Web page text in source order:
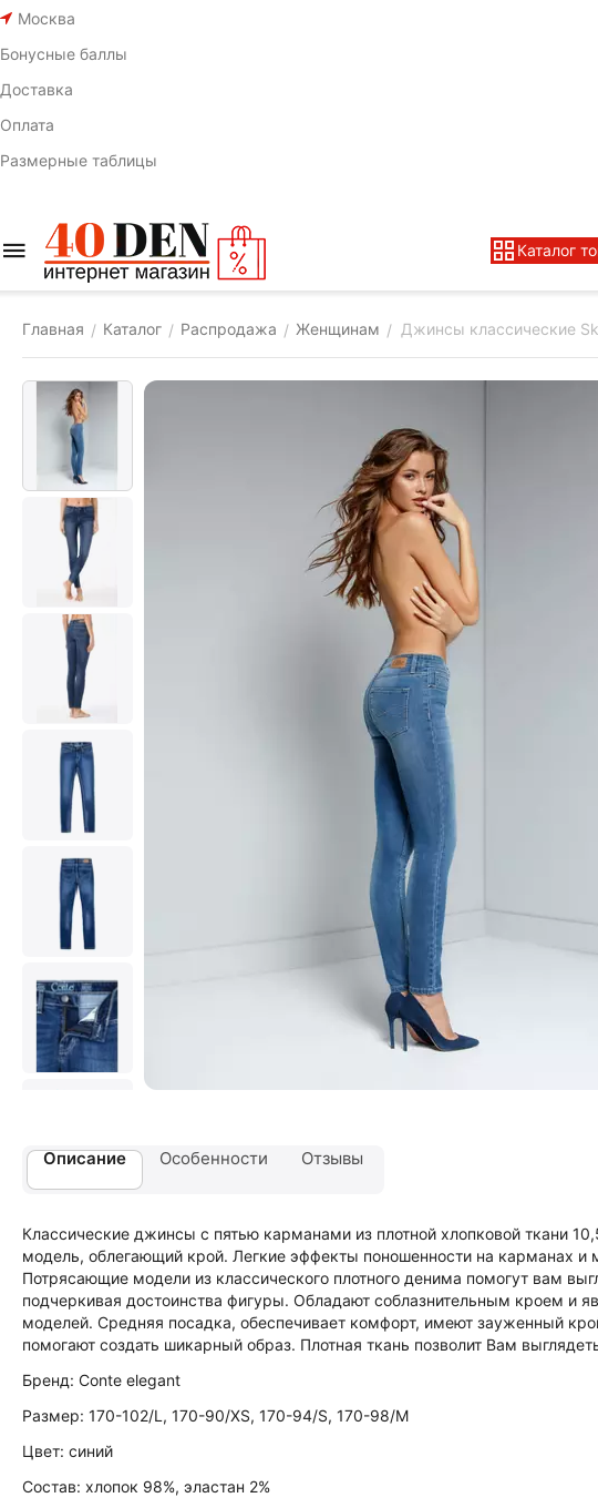
Москва
Бонусные баллы
Доставка
Оплата
Размерные таблицы
Каталог
Главная / Каталог / Распродажа / Женщинам / Джинсы классические
Описание Особенности Отзывы
Классические джинсы с пятью карманами из плотной хлопковой ткани
модель, облегающий крой. Легкие эффекты поношенности на карманах и
Потрясающие модели из классического плотного денима помогут вам
подчеркивая достоинства фигуры. Обладают соблазнительным кроем и
моделей. Средняя посадка, обеспечивает комфорт, имеют зауженный
помогают создать шикарный образ. Плотная ткань позволит Вам
Бренд: Conte elegant
Размер: 170-102/L, 170-90/XS, 170-94/S, 170-98/M
Цвет: синий
Состав: хлопок 98%, эластан 2%